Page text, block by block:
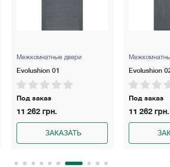
двери
01
заказ
262 грн.
ЗАКАЗАТЬ
Межкомнатные двери
Evolushion 02
Под заказ
11 262 грн.
ЗАКАЗАТЬ